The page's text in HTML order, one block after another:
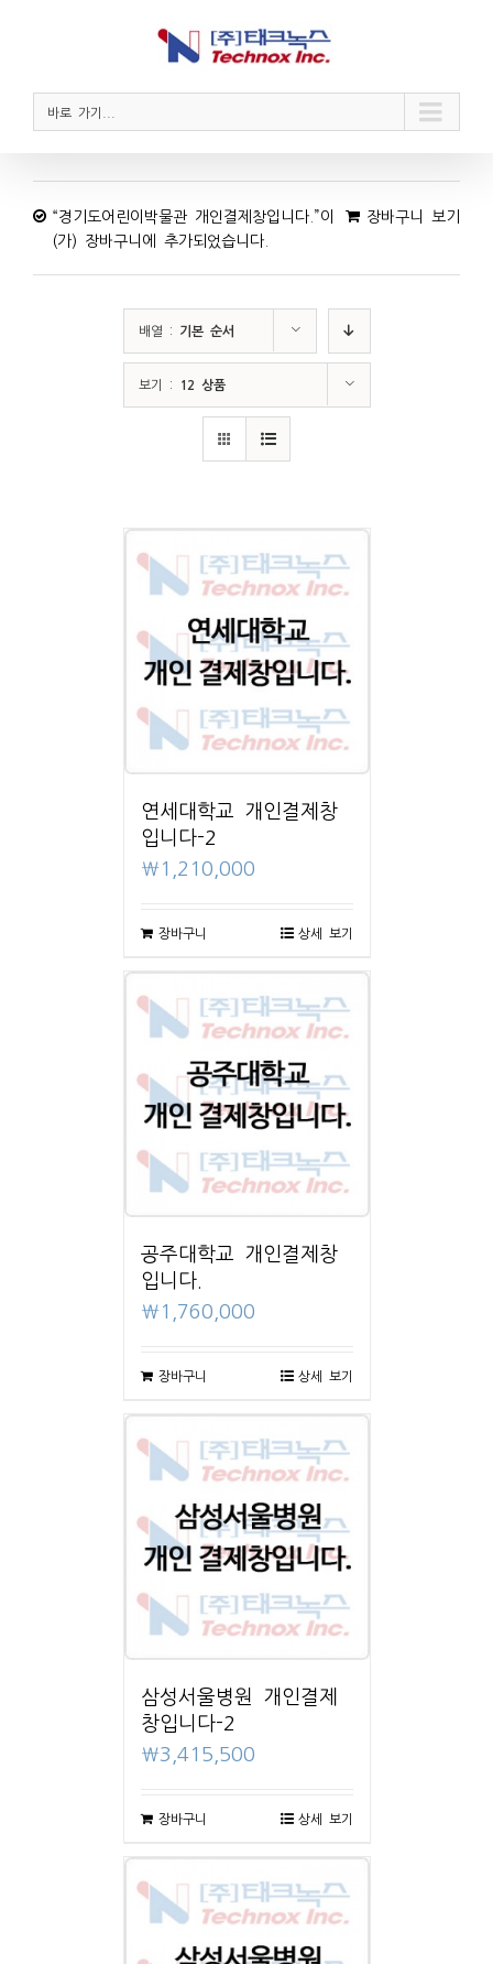
바로 가기...
장바구니 보기
“경기도어린이박물관 개인결제창입니다.”이
(가) 장바구니에 추가되었습니다.
배열 : 기본 순서
보기 : 12 상품
연세대학교 개인결제창
입니다-2
₩1,210,000
장바구니 상세 보기
공주대학교 개인결제창
입니다.
₩1,760,000
장바구니 상세 보기
삼성서울병원 개인결제
창입니다-2
₩3,415,500
장바구니 상세 보기